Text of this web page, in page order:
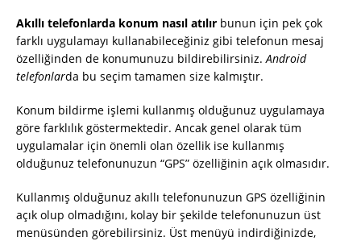
Akıllı telefonlarda konum nasıl atılır bunun için pek çok
farklı uygulamayı kullanabileceğiniz gibi telefonun mesaj
özelliğinden de konumunuzu bildirebilirsiniz. Android
telefonlarda bu seçim tamamen size kalmıştır.
Konum bildirme işlemi kullanmış olduğunuz uygulamaya
göre farklılık göstermektedir. Ancak genel olarak tüm
uygulamalar için önemli olan özellik ise kullanmış
olduğunuz telefonunuzun “GPS” özelliğinin açık olmasıdır.
Kullanmış olduğunuz akıllı telefonunuzun GPS özelliğinin
açık olup olmadığını, kolay bir şekilde telefonunuzun üst
menüsünden görebilirsiniz. Üst menüyü indirdiğinizde,